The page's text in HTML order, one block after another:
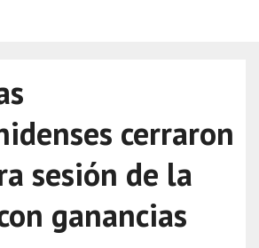
cerraron
sesión de la
ganancias